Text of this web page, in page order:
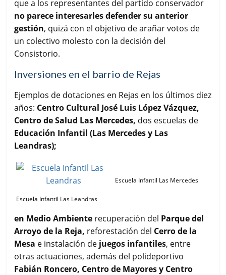
que a los representantes del partido conservador
no parece interesarles defender su anterior
gestión, quizá con el objetivo de arañar votos de
un colectivo molesto con la decisión del
Consistorio.
Inversiones en el barrio de Rejas
Ejemplos de dotaciones en Rejas en los últimos diez
años: Centro Cultural José Luis López Vázquez,
Centro de Salud Las Mercedes, dos escuelas de
Educación Infantil (Las Mercedes y Las
Leandras);
Escuela Infantil Las Leandras
Escuela Infantil Las Mercedes
en Medio Ambiente recuperación del Parque del
Arroyo de la Reja, reforestación del Cerro de la
Mesa e instalación de juegos infantiles, entre
otras actuaciones, además del polideportivo
Fabián Roncero, Centro de Mayores y Centro